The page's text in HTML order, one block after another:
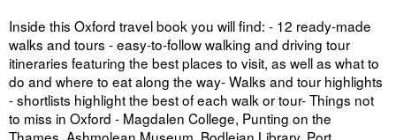
Inside this Oxford travel book you will find: - 12 ready-made
walks and tours - easy-to-follow walking and driving tour
itineraries featuring the best places to visit, as well as what to
do and where to eat along the way- Walks and tour highlights
- shortlists highlight the best of each walk or tour- Things not
to miss in Oxford - Magdalen College, Punting on the